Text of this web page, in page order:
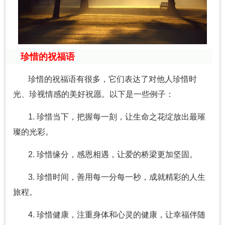
珍惜的祝福语
珍惜的祝福语有很多，它们表达了对他人珍惜时
光、珍视情感的美好祝愿。以下是一些例子：
1. 珍惜当下，把握每一刻，让生命之花绽放出最璀
璨的光彩。
2. 珍惜缘分，感恩相遇，让爱的桥梁更加坚固。
3. 珍惜时间，善用每一分每一秒，成就精彩的人生
旅程。
4. 珍惜健康，注重身体和心灵的健康，让幸福伴随